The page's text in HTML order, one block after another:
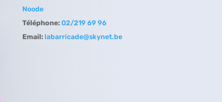
Noode
Téléphone:02/219 69 96
Email: labarricade@skynet.be